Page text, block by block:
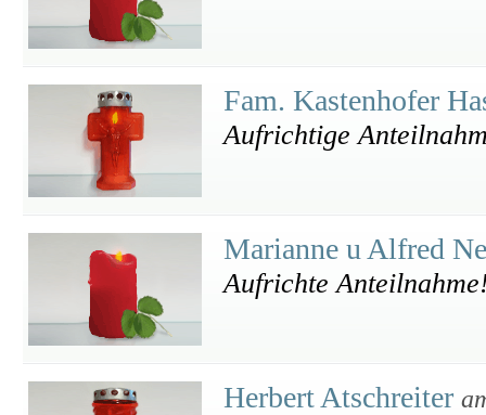
Fam. Kastenhofer
Aufrichtige
Marianne u Alfred
Aufrichte
Herbert Atschreiter